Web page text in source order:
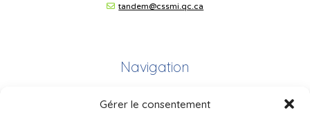
Gérer le consentement
tandem@cssmi.qc.ca
Navigation
Plan du site